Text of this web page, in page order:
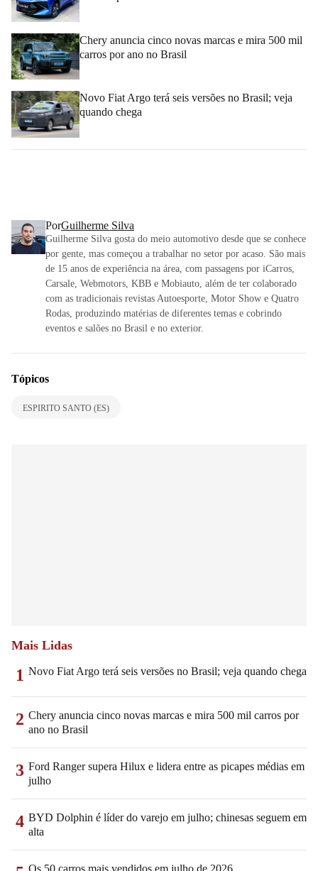
Chery anuncia cinco novas marcas e mira 500 mil
carros por ano no Brasil
Novo Fiat Argo terá seis versões no Brasil; veja
quando chega
PorGuilherme Silva
Guilherme Silva gosta do meio automotivo desde que se conhece
por gente, mas começou a trabalhar no setor por acaso. São mais
de 15 anos de experiência na área, com passagens por iCarros,
Carsale, Webmotors, KBB e Mobiauto, além de ter colaborado
com as tradicionais revistas Autoesporte, Motor Show e Quatro
Rodas, produzindo matérias de diferentes temas e cobrindo
eventos e salões no Brasil e no exterior.
Tópicos
ESPIRITO SANTO (ES)
Mais Lidas
1 Novo Fiat Argo terá seis versões no Brasil; veja quando chega
2 Chery anuncia cinco novas marcas e mira 500 mil carros por
ano no Brasil
3 Ford Ranger supera Hilux e lidera entre as picapes médias em
julho
4 BYD Dolphin é líder do varejo em julho; chinesas seguem em
alta
Os 50 carros mais vendidos em julho de 2026